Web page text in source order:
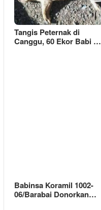
Tangis Peternak di
Canggu, 60 Ekor Babi …
Babinsa Koramil 1002-
06/Barabai Donorkan…